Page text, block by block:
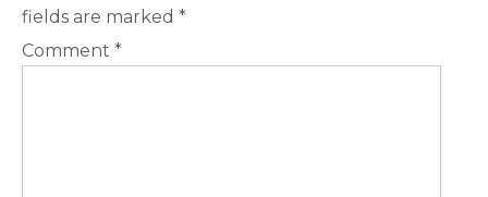
fields are marked *
Comment *